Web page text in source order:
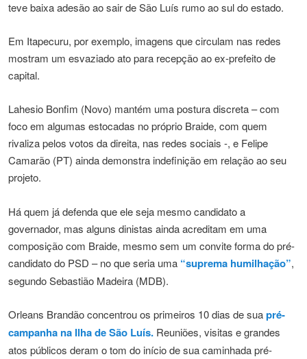
teve baixa adesão ao sair de São Luís rumo ao sul do estado.
Em Itapecuru, por exemplo, imagens que circulam nas redes
mostram um esvaziado ato para recepção ao ex-prefeito de
capital.
Lahesio Bonfim (Novo) mantém uma postura discreta – com
foco em algumas estocadas no próprio Braide, com quem
rivaliza pelos votos da direita, nas redes sociais -, e Felipe
Camarão (PT) ainda demonstra indefinição em relação ao seu
projeto.
Há quem já defenda que ele seja mesmo candidato a
governador, mas alguns dinistas ainda acreditam em uma
composição com Braide, mesmo sem um convite forma do pré-
candidato do PSD – no que seria uma “suprema humilhação”,
segundo Sebastião Madeira (MDB).
Orleans Brandão concentrou os primeiros 10 dias de suapré-
campanha na Ilha de São Luís. Reuniões, visitas e grandes
atos públicos deram o tom do início de sua caminhada pré-